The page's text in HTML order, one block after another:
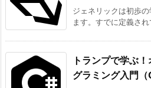
ジェネリックは初歩
ます。すでに定義さ
トランプで学ぶ
グラミング入門（